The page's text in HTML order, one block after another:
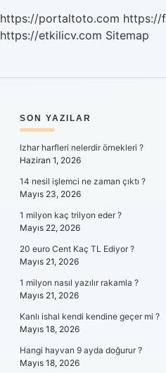
https://portaltoto.com https://
https://etkilicv.com Sitemap
SIDEBAR
SON YAZILAR
Izhar harfleri nelerdir örnekleri ?
Haziran 1, 2026
14 nesil işlemci ne zaman çıktı ?
Mayıs 23, 2026
1 milyon kaç trilyon eder ?
Mayıs 22, 2026
20 euro Cent Kaç TL Ediyor ?
Mayıs 21, 2026
1 milyon nasıl yazılır rakamla ?
Mayıs 21, 2026
Kanlı ishal kendi kendine geçer mi ?
Mayıs 18, 2026
Hangi hayvan 9 ayda doğurur ?
Mayıs 18, 2026